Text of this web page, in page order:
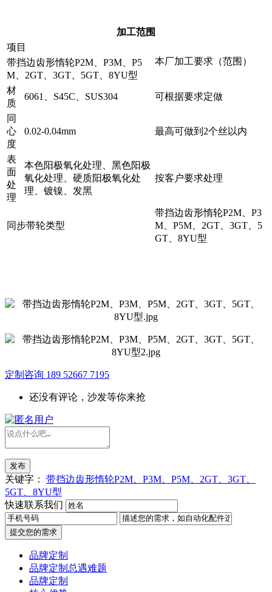
加工范围
项目
本厂加工要求（范围）
带挡边齿形惰轮P2M、P3M、P5
M、2GT、3GT、5GT、8YU型
材
质
6061、S45C、SUS304 可根据要求定做
同
心
度
0.02-0.04mm 最高可做到2个丝以内
表
面
处
理
本色阳极氧化处理、黑色阳极
氧化处理、硬质阳极氧化处
理、镀镍、发黑
按客户要求处理
同步带轮类型
带挡边齿形惰轮P2M、P3
M、P5M、2GT、3GT、5
GT、8YU型
定制咨询 189 52667 7195
还没有评论，沙发等你来抢
发布
关键字：
带挡边齿形惰轮P2M、P3M、P5M、2GT、3GT、
5GT、8YU型
快速联系我们
提交您的需求
品牌定制
品牌定制总遇难题
品牌定制